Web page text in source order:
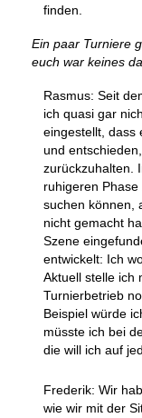
finden.
Ein paar Turniere
euch war keines
Rasmus: Seit
ich quasi gar
eingestellt, dass
und
zurückzuhalten.
ruhigeren
suchen können,
nicht gemacht
Szene
entwickelt: Ich
Aktuell stelle ich
Turnierbetrieb
Beispiel würde
müsste ich bei
die will ich auf
Frederik: Wir
wie wir mit der